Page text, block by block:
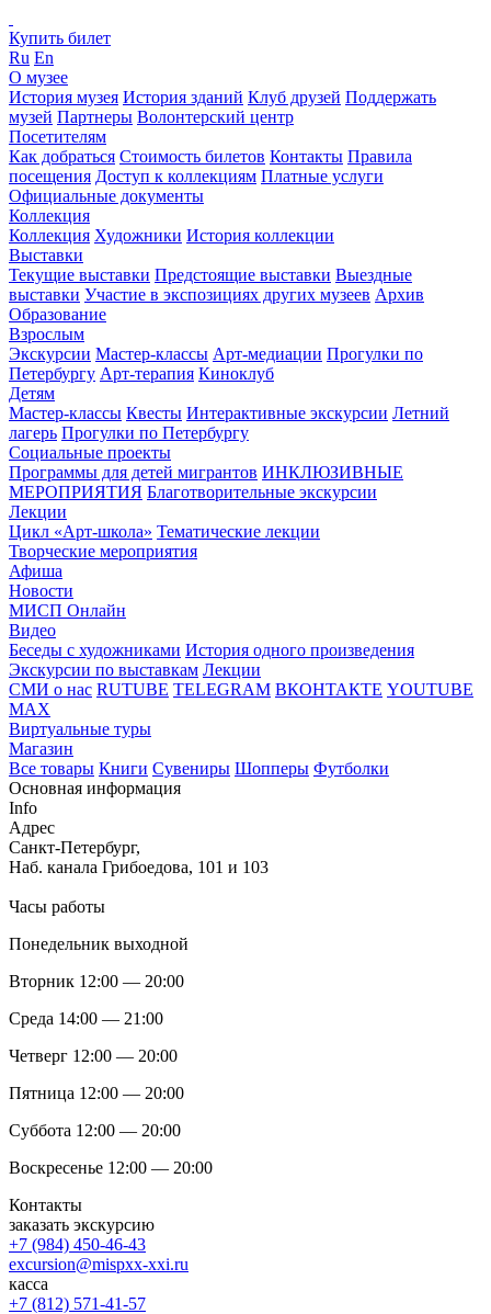
Купить билет
Ru En
О музее
История музея История зданий Клуб друзей Поддержать
музей Партнеры Волонтерский центр
Посетителям
Как добраться Стоимость билетов Контакты Правила
посещения Доступ к коллекциям Платные услуги
Официальные документы
Коллекция
Коллекция Художники История коллекции
Выставки
Текущие выставки Предстоящие выставки Выездные
выставки Участие в экспозициях других музеев Архив
Образование
Взрослым
Экскурсии Мастер-классы Арт-медиации Прогулки по
Петербургу Арт-терапия Киноклуб
Детям
Мастер-классы Квесты Интерактивные экскурсии Летний
лагерь Прогулки по Петербургу
Социальные проекты
Программы для детей мигрантов ИНКЛЮЗИВНЫЕ
МЕРОПРИЯТИЯ Благотворительные экскурсии
Лекции
Цикл «Арт-школа» Тематические лекции
Творческие мероприятия
Афиша
Новости
МИСП Онлайн
Видео
Беседы с художниками История одного произведения
Экскурсии по выставкам Лекции
СМИ о нас RUTUBE TELEGRAM ВКОНТАКТЕ YOUTUBE
MAX
Виртуальные туры
Магазин
Все товары Книги Сувениры Шопперы Футболки
Основная информация
Info
Адрес
Санкт-Петербург,
Наб. канала Грибоедова, 101 и 103
Часы работы
Понедельник выходной
Вторник 12:00 — 20:00
Среда 14:00 — 21:00
Четверг 12:00 — 20:00
Пятница 12:00 — 20:00
Суббота 12:00 — 20:00
Воскресенье 12:00 — 20:00
Контакты
заказать экскурсию
+7 (984) 450-46-43
excursion@mispxx-xxi.ru
касса
+7 (812) 571-41-57